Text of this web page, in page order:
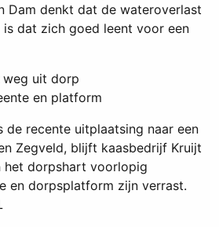
Dam denkt dat de wateroverlast
dat zich goed leent voor een
weg uit dorp
en platform
de recente uitplaatsing naar een
Zegveld, blijft kaasbedrijf Kruijt
het dorpshart voorlopig
en dorpsplatform zijn verrast.